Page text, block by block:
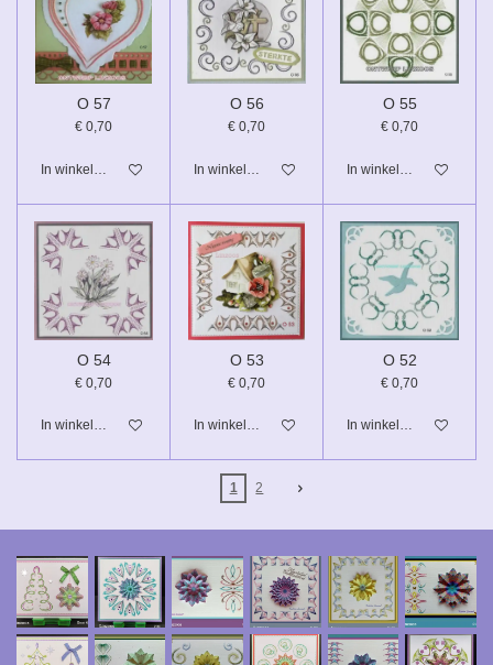
O 57
€ 0,70
In winkelwagen
O 56
€ 0,70
In winkelwagen
O 55
€ 0,70
In winkelwagen
O 54
€ 0,70
In winkelwagen
O 53
€ 0,70
In winkelwagen
O 52
€ 0,70
In winkelwagen
1 2